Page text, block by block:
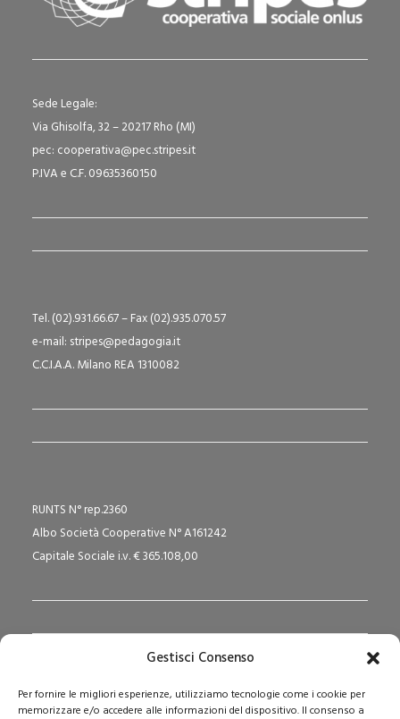
Gestisci Consenso
Per fornire le migliori esperienze, utilizziamo tecnologie come i cookie per
memorizzare e/o accedere alle informazioni del dispositivo. Il consenso a
Sede Legale:
Via Ghisolfa, 32 – 20217 Rho (MI)
pec: cooperativa@pec.stripes.it
P.IVA e C.F. 09635360150
Tel. (02).931.66.67 – Fax (02).935.070.57
e-mail: stripes@pedagogia.it
C.C.I.A.A. Milano REA 1310082
RUNTS N° rep.2360
Albo Società Cooperative N° A161242
Capitale Sociale i.v. € 365.108,00
Via San Domenico Savio, 6 – 20017 Rho (MI)